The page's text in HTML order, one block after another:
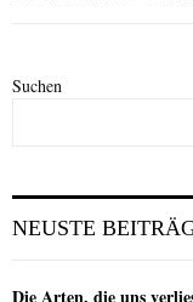
Suchen
NEUSTE
Die Arten, die uns